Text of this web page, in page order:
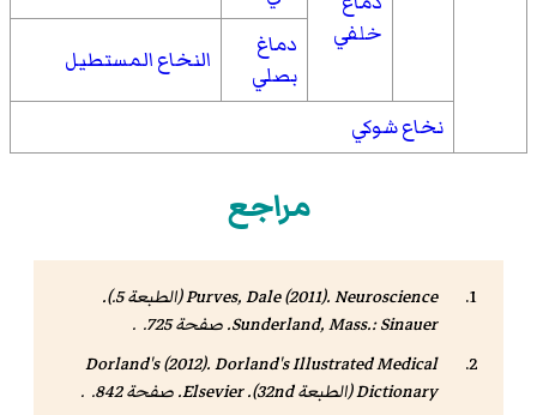
خلفي
دماغ
بصلي
النخاع المستطيل
نخاع شوكي
مراجع
Purves, Dale (2011).Neuroscience
(الطبعة 5.).
Sunderland, Mass.: Sinauer. صفحة 725. .
Dorland's (2012).Dorland's Illustrated Medical
Dictionary(الطبعة 32nd). Elsevier. صفحة 842. .